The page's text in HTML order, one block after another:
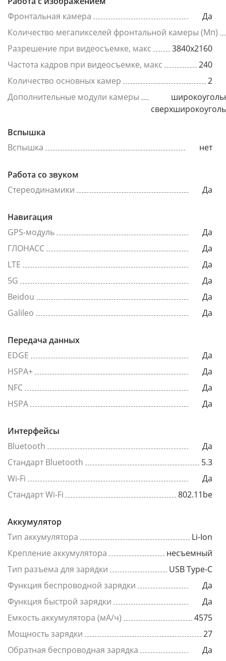
Фронтальная камера
Да
Количество мегапикселей фронтальной камеры (Мп)
Разрешение при видеосъемке, макс
3840x2160
Частота кадров при видеосъемке, макс
240
Количество основных камер
2
Дополнительные модули камеры
Вспышка
Вспышка
нет
Работа со звуком
Стереодинамики
Да
Навигация
GPS-модуль
Да
ГЛОНАСС
Да
LTE
Да
5G
Да
Beidou
Да
Galileo
Да
Передача данных
EDGE
Да
HSPA+
Да
NFC
Да
HSPA
Да
Интерфейсы
Bluetooth
Да
Стандарт Bluetooth
5.3
Wi-Fi
Да
Стандарт Wi-Fi
802.11be
Аккумулятор
Тип аккумулятора
Li-Ion
Крепление аккумулятора
несъемный
Тип разъема для зарядки
USB Type-C
Функция беспроводной зарядки
Да
Функция быстрой зарядки
Да
Емкость аккумулятора (мА/ч)
4575
Мощность зарядки
27
Обратная беспроводная зарядка
Да